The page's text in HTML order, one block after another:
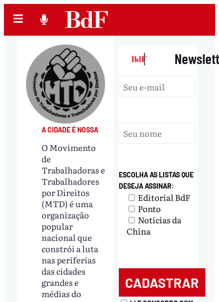
A CIDADE É NOSSA
O Movimento
de
Trabalhadoras e
Trabalhadores
por Direitos
(MTD) é uma
organização
popular
nacional que
constrói a luta
nas periferias
das cidades
grandes e
médias do
|
ESCOLHA AS LISTAS QUE
DESEJA ASSINAR:
Editorial BdF
Ponto
Notícias da
China